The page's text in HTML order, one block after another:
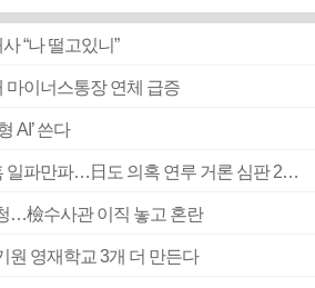
“나 떨고있니”
마이너스통장 연체 급증
AI’ 쓴다
■ 축구협회 ‘성 접대’ 의혹 일파만파…日도 의혹 연루 거론 심판 2명 조사
…檢수사관 이직 놓고 혼란
영재학교 3개 더 만든다